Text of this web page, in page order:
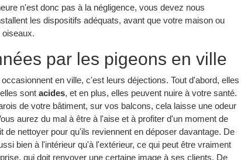
n'est donc pas à la négligence, vous devez nous
les dispositifs adéquats, avant que votre maison ou
oiseaux.
par les pigeons en ville
en ville, c'est leurs déjections. Tout d'abord, elles
sont acides, et en plus, elles peuvent nuire à votre santé.
de votre bâtiment, sur vos balcons, cela laisse une odeur
aurez du mal à être à l'aise et à profiter d'un moment de
nettoyer pour qu'ils reviennent en déposer davantage. De
bien à l'intérieur qu'à l'extérieur, ce qui peut être vraiment
qui doit renvoyer une certaine image à ses clients. De